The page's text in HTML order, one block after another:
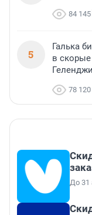
84 145
5
Галька
в
78 120
До 31